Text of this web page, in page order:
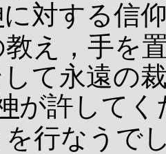
に対する信
え，手を
て永遠の
が許して
を行なうで